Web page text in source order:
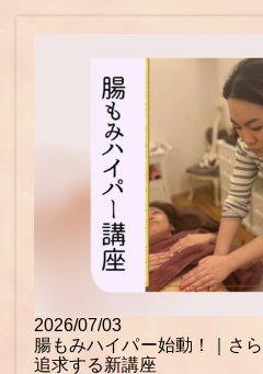
2026/07/03
腸もみハイパー始動！｜さ
追求する新講座